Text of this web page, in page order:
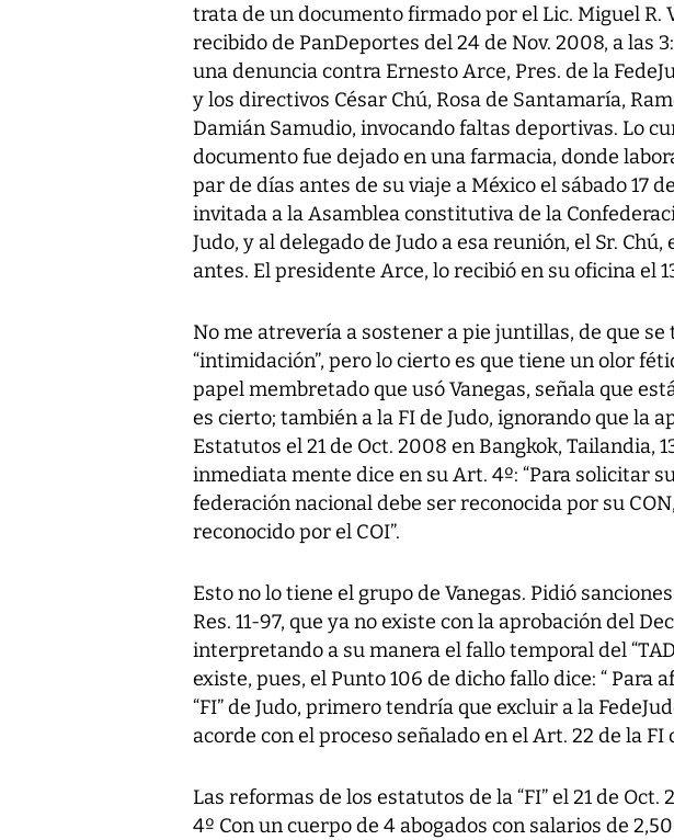
trata de un documento firmado por el Lic. Miguel R.
recibido de PanDeportes del 24 de Nov. 2008, a las
una denuncia contra Ernesto Arce, Pres. de la
y los directivos César Chú, Rosa de Santamaría,
Damián Samudio, invocando faltas deportivas. Lo
documento fue dejado en una farmacia, donde
par de días antes de su viaje a México el sábado 17
invitada a la Asamblea constitutiva de la
Judo, y al delegado de Judo a esa reunión, el Sr.
antes. El presidente Arce, lo recibió en su oficina el
No me atrevería a sostener a pie juntillas, de que se
“intimidación”, pero lo cierto es que tiene un olor
papel membretado que usó Vanegas, señala que
es cierto; también a la FI de Judo, ignorando que la
Estatutos el 21 de Oct. 2008 en Bangkok, Tailandia,
inmediata mente dice en su Art. 4º: “Para solicitar
federación nacional debe ser reconocida por su
reconocido por el COI”.
Esto no lo tiene el grupo de Vanegas. Pidió
Res. 11-97, que ya no existe con la aprobación del
interpretando a su manera el fallo temporal del
existe, pues, el Punto 106 de dicho fallo dice: “ Para
“FI” de Judo, primero tendría que excluir a la
acorde con el proceso señalado en el Art. 22 de la FI
Las reformas de los estatutos de la “FI” el 21 de
4º Con un cuerpo de 4 abogados con salarios de